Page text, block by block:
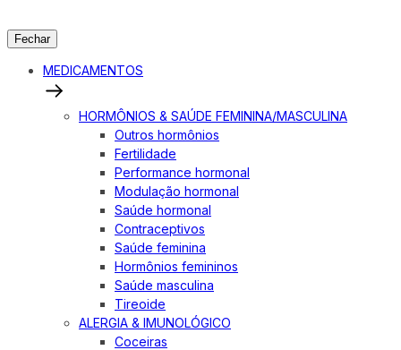
Fechar
MEDICAMENTOS
HORMÔNIOS & SAÚDE FEMININA/MASCULINA
Outros hormônios
Fertilidade
Performance hormonal
Modulação hormonal
Saúde hormonal
Contraceptivos
Saúde feminina
Hormônios femininos
Saúde masculina
Tireoide
ALERGIA & IMUNOLÓGICO
Coceiras